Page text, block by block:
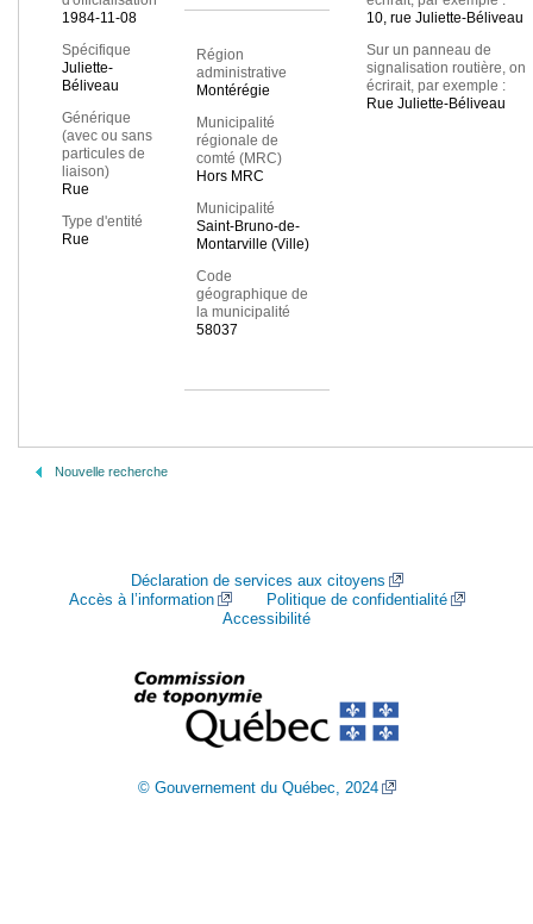
1984-11-08
Spécifique
Juliette-
Béliveau
Générique
(avec ou sans
particules de
liaison)
Rue
Type d'entité
Rue
Région
administrative
Montérégie
Municipalité
régionale de
comté (MRC)
Hors MRC
Municipalité
Saint-Bruno-de-
Montarville (Ville)
Code
géographique de
la municipalité
58037
10, rue Juliette-Béliveau
Sur un panneau de
signalisation routière, on
écrirait, par exemple :
Rue Juliette-Béliveau
Nouvelle recherche
Déclaration de services aux citoyens
Accès à l’information
Politique de confidentialité
Accessibilité
© Gouvernement du Québec, 2024